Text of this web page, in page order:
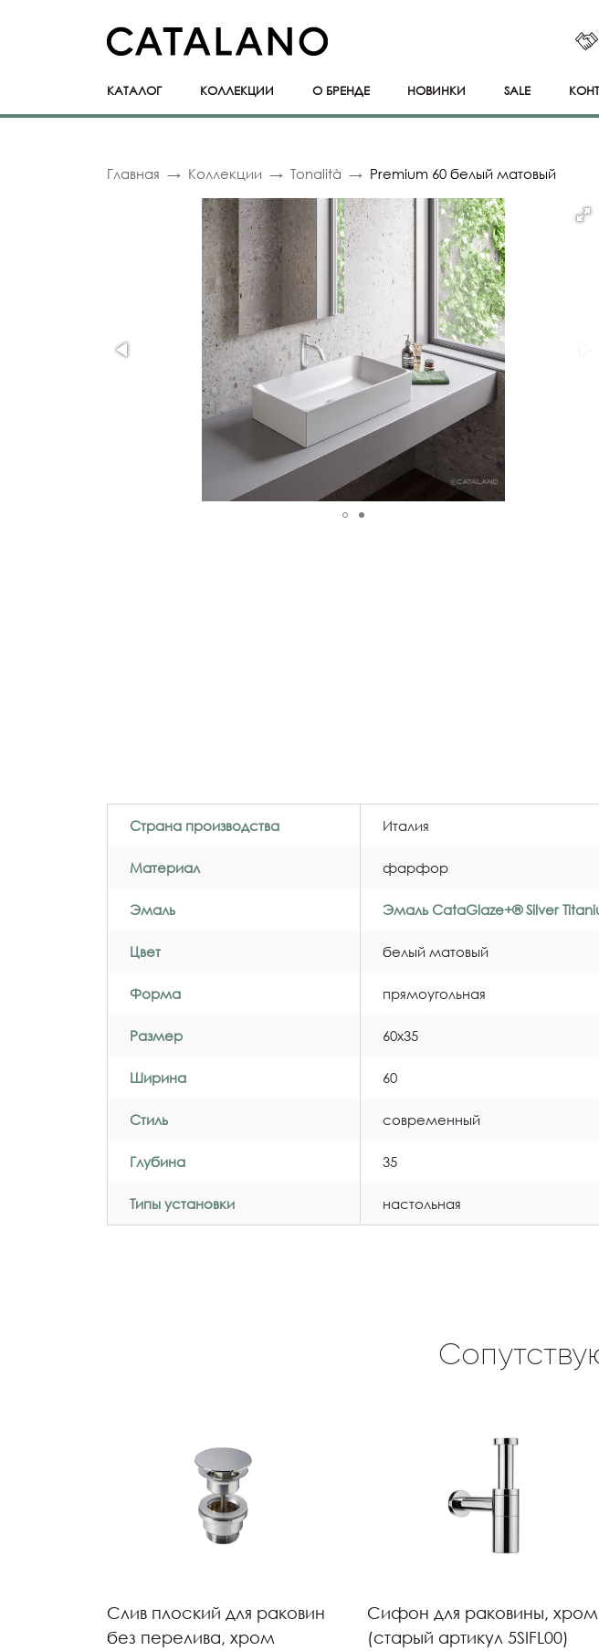
КАТАЛОГ КОЛЛЕКЦИИ О БРЕНДЕ НОВИНКИ SALE
Главная Коллекции Tonalità Premium 60 белый матовый
Страна производства Италия
Материал фарфор
Эмаль Эмаль CataGlaze+® Silver
Цвет белый матовый
Форма прямоугольная
Размер 60x35
Ширина 60
Стиль современный
Глубина 35
Типы установки настольная
Слив плоский для раковин
без перелива, хром
Сифон для раковины, хром
(старый артикул 5SIFL00)